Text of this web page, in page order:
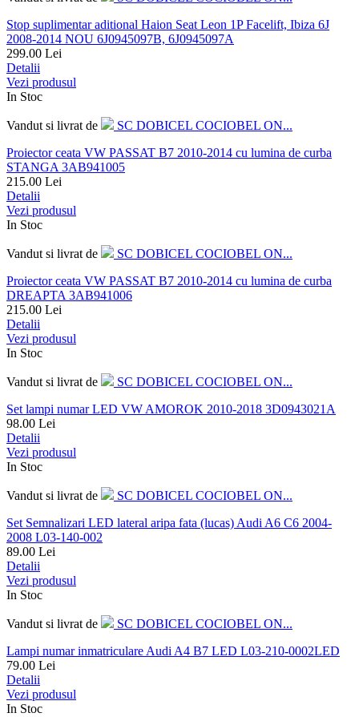
Stop suplimentar aditional Haion Seat Leon 1P Facelift, Ibiza 6J
2008-2014 NOU 6J0945097B, 6J0945097A
299.00 Lei
Detalii
Vezi produsul
In Stoc
Vandut si livrat de
SC DOBICEL COCIOBEL ON...
Proiector ceata VW PASSAT B7 2010-2014 cu lumina de curba
STANGA 3AB941005
215.00 Lei
Detalii
Vezi produsul
In Stoc
Vandut si livrat de
SC DOBICEL COCIOBEL ON...
Proiector ceata VW PASSAT B7 2010-2014 cu lumina de curba
DREAPTA 3AB941006
215.00 Lei
Detalii
Vezi produsul
In Stoc
Vandut si livrat de
SC DOBICEL COCIOBEL ON...
Set lampi numar LED VW AMOROK 2010-2018 3D0943021A
98.00 Lei
Detalii
Vezi produsul
In Stoc
Vandut si livrat de
SC DOBICEL COCIOBEL ON...
Set Semnalizari LED lateral aripa fata (lucas) Audi A6 C6 2004-
2008 L03-140-002
89.00 Lei
Detalii
Vezi produsul
In Stoc
Vandut si livrat de
SC DOBICEL COCIOBEL ON...
Lampi numar inmatriculare Audi A4 B7 LED L03-210-0002LED
79.00 Lei
Detalii
Vezi produsul
In Stoc